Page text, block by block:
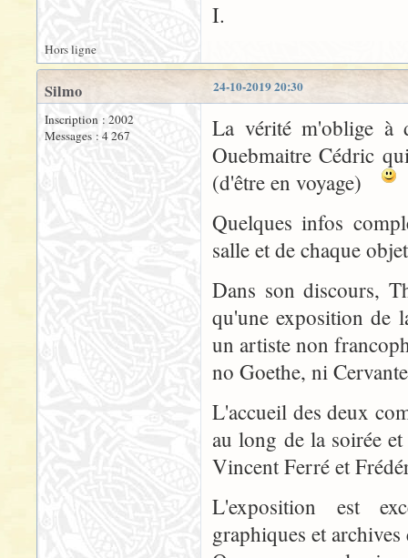
I.
Hors ligne
24-10-2019 20:30
Silmo
Inscription : 2002
Messages : 4 267
La vérité m'oblige à
Ouebmaitre Cédric
(d'être en voyage)
Quelques infos
salle et de chaque
Dans son discours,
qu'une exposition de
un artiste non
no Goethe, ni
L'accueil des deux
au long de la soirée
Vincent Ferré et
L'exposition est
graphiques et